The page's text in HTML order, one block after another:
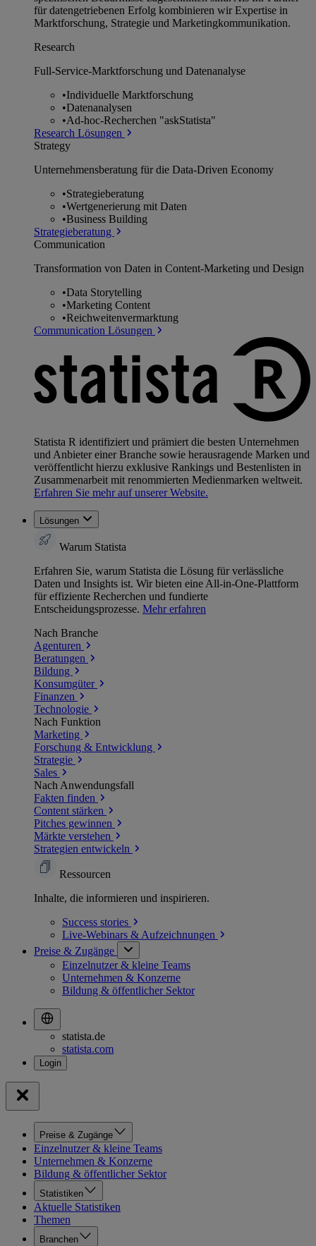
für datengetriebenen Erfolg kombinieren wir Expertise in
Marktforschung, Strategie und Marketingkommunikation.
Research
Full-Service-Marktforschung und Datenanalyse
•Individuelle Marktforschung
•Datenanalysen
•Ad-hoc-Recherchen "askStatista"
Research Lösungen
Strategy
Unternehmens­beratung für die Data-Driven Economy
•Strategieberatung
•Wertgenerierung mit Daten
•Business Building
Strategieberatung
Communication
Transformation von Daten in Content-Marketing und Design
•Data Storytelling
•Marketing Content
•Reichweitenvermarktung
Communication Lösungen
Statista R identifiziert und prämiert die besten Unternehmen
und Anbieter einer Branche sowie herausragende Marken und
veröffentlicht hierzu exklusive Rankings und Bestenlisten in
Zusammenarbeit mit renommierten Medienmarken weltweit.
Erfahren Sie mehr auf unserer Website.
Lösungen
Warum Statista
Erfahren Sie, warum Statista die Lösung für verlässliche
Daten und Insights ist. Wir bieten eine All-in-One-Plattform
für effiziente Recherchen und fundierte
Entscheidungsprozesse. Mehr erfahren
Nach Branche
Agenturen
Beratungen
Bildung
Konsumgüter
Finanzen
Technologie
Nach Funktion
Marketing
Forschung & Entwicklung
Strategie
Sales
Nach Anwendungsfall
Fakten finden
Content stärken
Pitches gewinnen
Märkte verstehen
Strategien entwickeln
Ressourcen
Inhalte, die informieren und inspirieren.
Success stories
Live-Webinars & Aufzeichnungen
Preise & Zugänge
Einzelnutzer & kleine Teams
Unternehmen & Konzerne
Bildung & öffentlicher Sektor
statista.de
statista.com
Preise & Zugänge
Einzelnutzer & kleine Teams
Unternehmen & Konzerne
Bildung & öffentlicher Sektor
Statistiken
Aktuelle Statistiken
Themen
Branchen